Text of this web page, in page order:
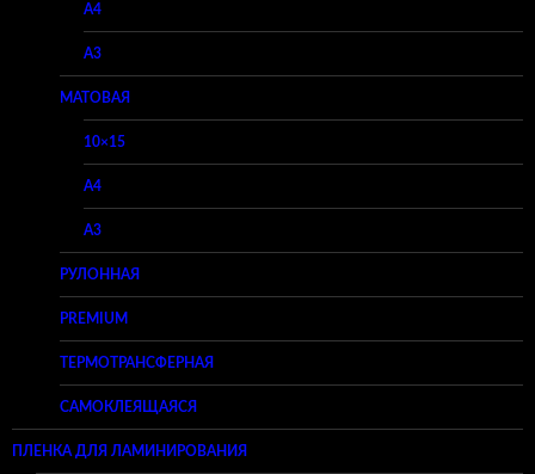
A4
A3
МАТОВАЯ
10×15
A4
A3
РУЛОННАЯ
PREMIUM
ТЕРМОТРАНСФЕРНАЯ
САМОКЛЕЯЩАЯСЯ
ПЛЕНКА ДЛЯ ЛАМИНИРОВАНИЯ